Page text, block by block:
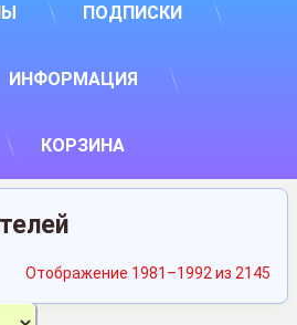
ПОДПИСКИ
ИНФОРМАЦИЯ
КОРЗИНА
Отображение 1981–1992 из 2145